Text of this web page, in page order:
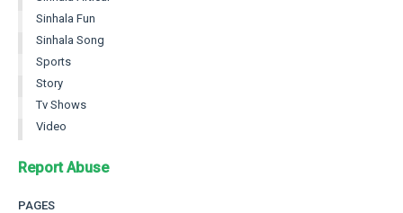
Sinhala Fun
Sinhala Song
Sports
Story
Tv Shows
Video
Report Abuse
PAGES